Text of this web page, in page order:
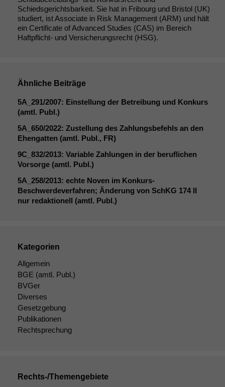
Schiedsgerichtsbarkeit. Sie hat in Fribourg und Bristol (UK)
studiert, ist Associate in Risk Management (ARM) und hält
ein Certificate of Advanced Studies (CAS) im Bereich
Haftpflicht- und Versicherungsrecht (HSG).
Ähnliche Beiträge
5A_291/2007: Einstellung der Betreibung und Konkurs
(amtl. Publ.)
5A_650/2022: Zustellung des Zahlungsbefehls an den
Ehengatten (amtl. Publ., FR)
9C_832/2013: Variable Zahlungen in der beruflichen
Vorsorge (amtl. Publ.)
5A_258/2013: echte Noven im Konkurs-
Beschwerdeverfahren; Änderung von SchKG 174 II
nur redaktionell (amtl. Publ.)
Kategorien
Allgemein
BGE (amtl. Publ.)
BVGer
Diverses
Gesetzgebung
Publikationen
Rechtsprechung
Rechts-/Themengebiete